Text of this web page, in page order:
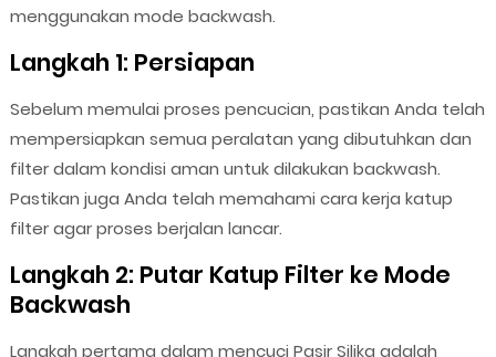
menggunakan mode backwash.
Langkah 1: Persiapan
Sebelum memulai proses pencucian, pastikan Anda telah
mempersiapkan semua peralatan yang dibutuhkan dan
filter dalam kondisi aman untuk dilakukan backwash.
Pastikan juga Anda telah memahami cara kerja katup
filter agar proses berjalan lancar.
Langkah 2: Putar Katup Filter ke Mode
Backwash
Langkah pertama dalam mencuci Pasir Silika adalah